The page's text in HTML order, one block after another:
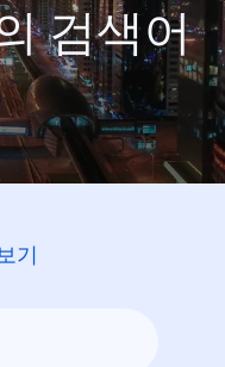
검색어
기